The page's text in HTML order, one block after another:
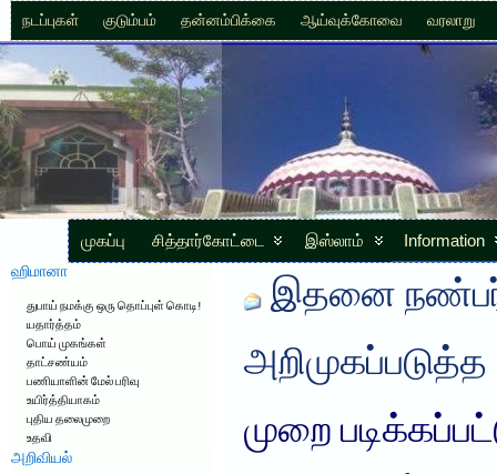
நடப்புகள் குடும்பம் தன்னம்பிக்கை ஆய்வுக்கோவை வரலாறு
முகப்பு சித்தார்கோட்டை இஸ்லாம் Information
ஹிமானா
துபாய் நமக்கு ஒரு தொப்புள் கொடி!
யதார்த்தம்
பொய் முகங்கள்
தாட்சண்யம்
பணியாளின் மேல் பரிவு
உயிர்த்தியாகம்
புதிய தலைமுறை
உதவி
அறிவியல்
இதனை
அறிமுகப்படுத்த
முறை